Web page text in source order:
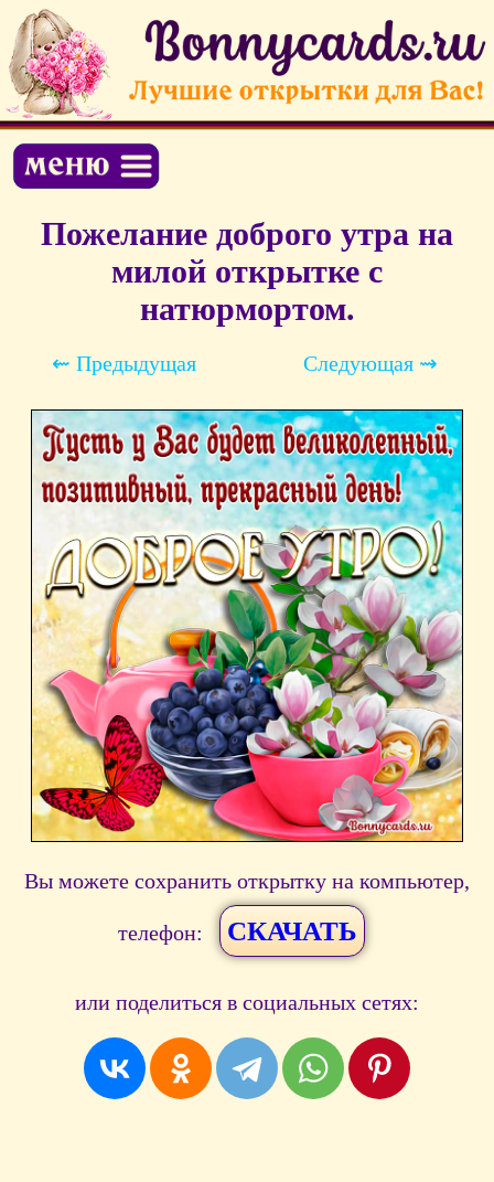
Пожелание доброго утра на
милой открытке с
натюрмортом.
⇜ Предыдущая Следующая ⇝
Вы можете сохранить открытку на компьютер,
телефон: СКАЧАТЬ
или поделиться в социальных сетях: